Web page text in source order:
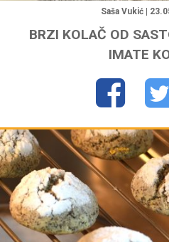
Saša Vukić |
BRZI KOLAČ OD
IMATE
"